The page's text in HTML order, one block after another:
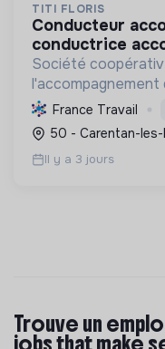
TITI FLORIS
conducteur accompagnateur /
conductrice
Société
l'accompagnement
réduite, favorisant
autonomie, tout en
sociale et une
France Travail
50 - Carentan-les-
Il y a 3 jours
Trouve un